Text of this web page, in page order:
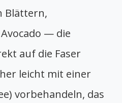
Blättern,
— die
auf die Faser
leicht mit einer
vorbehandeln, das